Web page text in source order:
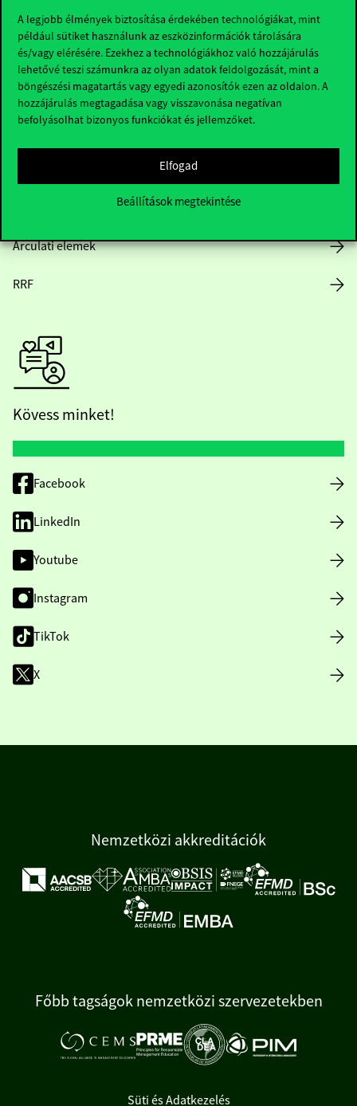
A legjobb élmények biztosítása érdekében technológiákat, mint
például sütiket használunk az eszközinformációk tárolására
és/vagy elérésére. Ezekhez a technológiákhoz való hozzájárulás
lehetővé teszi számunkra az olyan adatok feldolgozását, mint a
böngészési magatartás vagy egyedi azonosítók ezen az oldalon. A
hozzájárulás megtagadása vagy visszavonása negatívan
befolyásolhat bizonyos funkciókat és jellemzőket.
Elfogad
Beállítások megtekintése
Hasznos linkek
Nyitvatartás
Arculati elemek
RRF
Kövess minket!
Facebook
LinkedIn
Youtube
Instagram
TikTok
X
Nemzetközi akkreditációk
Főbb tagságok nemzetközi szervezetekben
Süti és Adatkezelés